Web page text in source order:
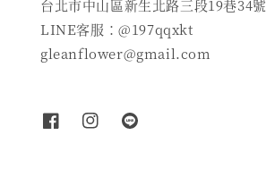
台北市中山區新生北路三段19巷34號
LINE客服：@197qqxkt
gleanflower@gmail.com